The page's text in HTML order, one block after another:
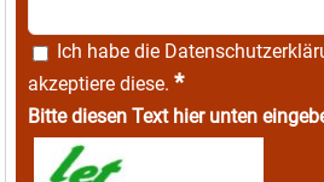
Ich habe die
akzeptiere diese. *
Bitte diesen Text hier unten